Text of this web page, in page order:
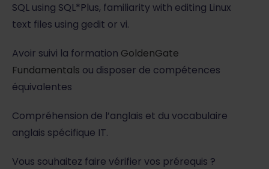
SQL using SQL*Plus, familiarity with editing Linux
text files using gedit or vi.
Avoir suivi la formation GoldenGate
Fundamentals ou disposer de compétences
équivalentes
Compréhension de l’anglais et du vocabulaire
anglais spécifique IT.
Vous souhaitez faire vérifier vos prérequis ?